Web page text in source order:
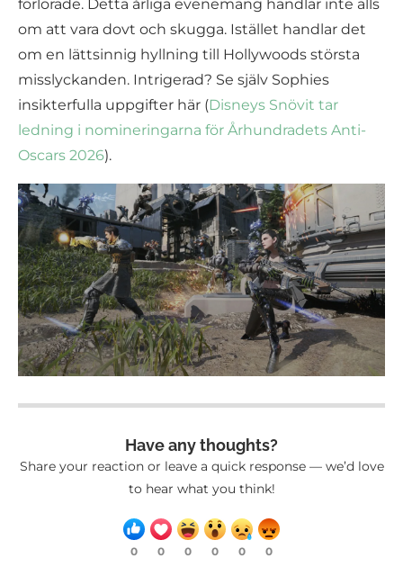
förlorade. Detta årliga evenemang handlar inte alls
om att vara dovt och skugga. Istället handlar det
om en lättsinnig hyllning till Hollywoods största
misslyckanden. Intrigerad? Se själv Sophies
insikterfulla uppgifter här (Disneys Snövit tar
ledning i nomineringarna för Århundradets Anti-
Oscars 2026).
Have any thoughts?
Share your reaction or leave a quick response — we’d love
to hear what you think!
0 0 0 0 0 0